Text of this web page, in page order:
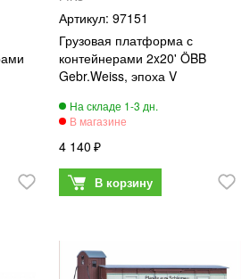
97151
Грузовая платформа с
контейнерами 2x20' ÖBB
Gebr.Weiss, эпоха V
4 140